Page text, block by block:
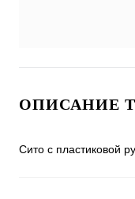
ОПИСАНИЕ
Сито с пластиковой